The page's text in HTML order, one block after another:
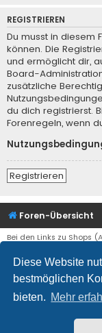
Diese Website
bestmöglichen
bieten. Mehr
REGISTRIEREN
Du musst in diesem
können. Die
und ermöglicht dir,
Board-
zusätzliche
du dich registrierst.
Forenregeln, wenn
Registrieren
Foren-Übersicht
Bei den Links zu Shops
Stern (*) markiert
den Kauf eines
Umsatzbeteiligung
Einnahmen